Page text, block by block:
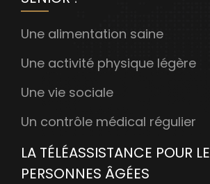
Une alimentation saine
Une activité physique légère
Une vie sociale
Un contrôle médical régulier
LA TÉLÉASSISTANCE POUR
PERSONNES ÂGÉES